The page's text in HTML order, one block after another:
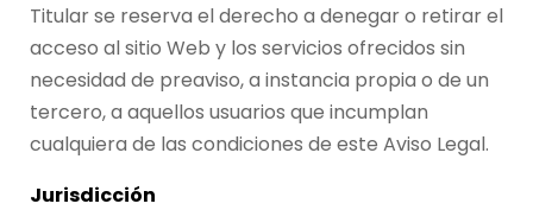
Titular se reserva el derecho a denegar o retirar el
acceso al sitio Web y los servicios ofrecidos sin
necesidad de preaviso, a instancia propia o de un
tercero, a aquellos usuarios que incumplan
cualquiera de las condiciones de este Aviso Legal.
Jurisdicción